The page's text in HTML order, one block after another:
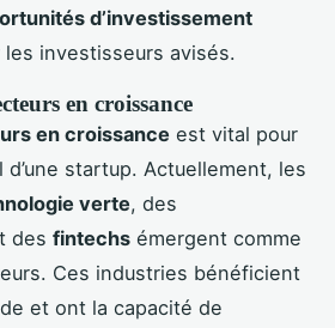
d’investissement
investisseurs avisés.
en croissance
en croissance est vital pour
startup. Actuellement, les
verte, des
des fintechs émergent comme
Ces industries bénéficient
et ont la capacité de